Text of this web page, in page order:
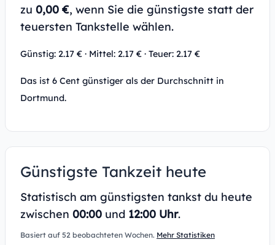
zu 0,00 €, wenn Sie die günstigste statt der
teuersten Tankstelle wählen.
Günstig: 2.17 € · Mittel: 2.17 € · Teuer: 2.17 €
Das ist 6 Cent günstiger als der Durchschnitt in
Dortmund.
Günstigste Tankzeit heute
Statistisch am günstigsten tankst du heute
zwischen 00:00 und 12:00 Uhr.
Basiert auf 52 beobachteten Wochen. Mehr Statistiken